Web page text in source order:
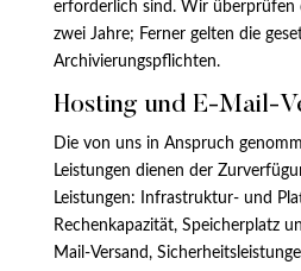
erforderlich sind. Wir überprüfen
zwei Jahre; Ferner gelten die
Archivierungspflichten.
Hosting und E-Mail-
Die von uns in Anspruch
Leistungen dienen der
Leistungen: Infrastruktur- und
Rechenkapazität, Speicherplatz
Mail-Versand,